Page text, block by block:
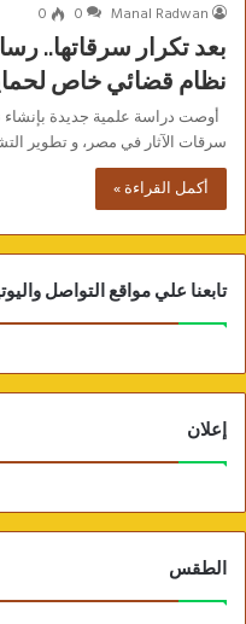
Manal Radwan
0
0
بعد تكرار سرقاتها..
نظام قضائي خاص
أوصت دراسة علمية جديدة
سرقات الآثار في مصر، و تطوير
أكمل القراءة »
تابعنا علي مواقع التواصل
إعلان
الطقس